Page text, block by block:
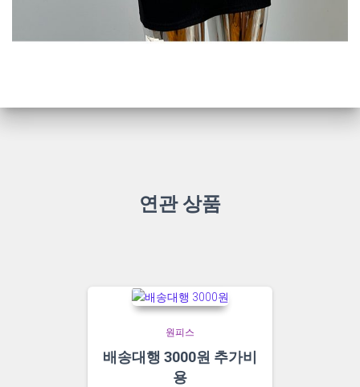
연관 상품
원피스
배송대행 3000원 추가비
용